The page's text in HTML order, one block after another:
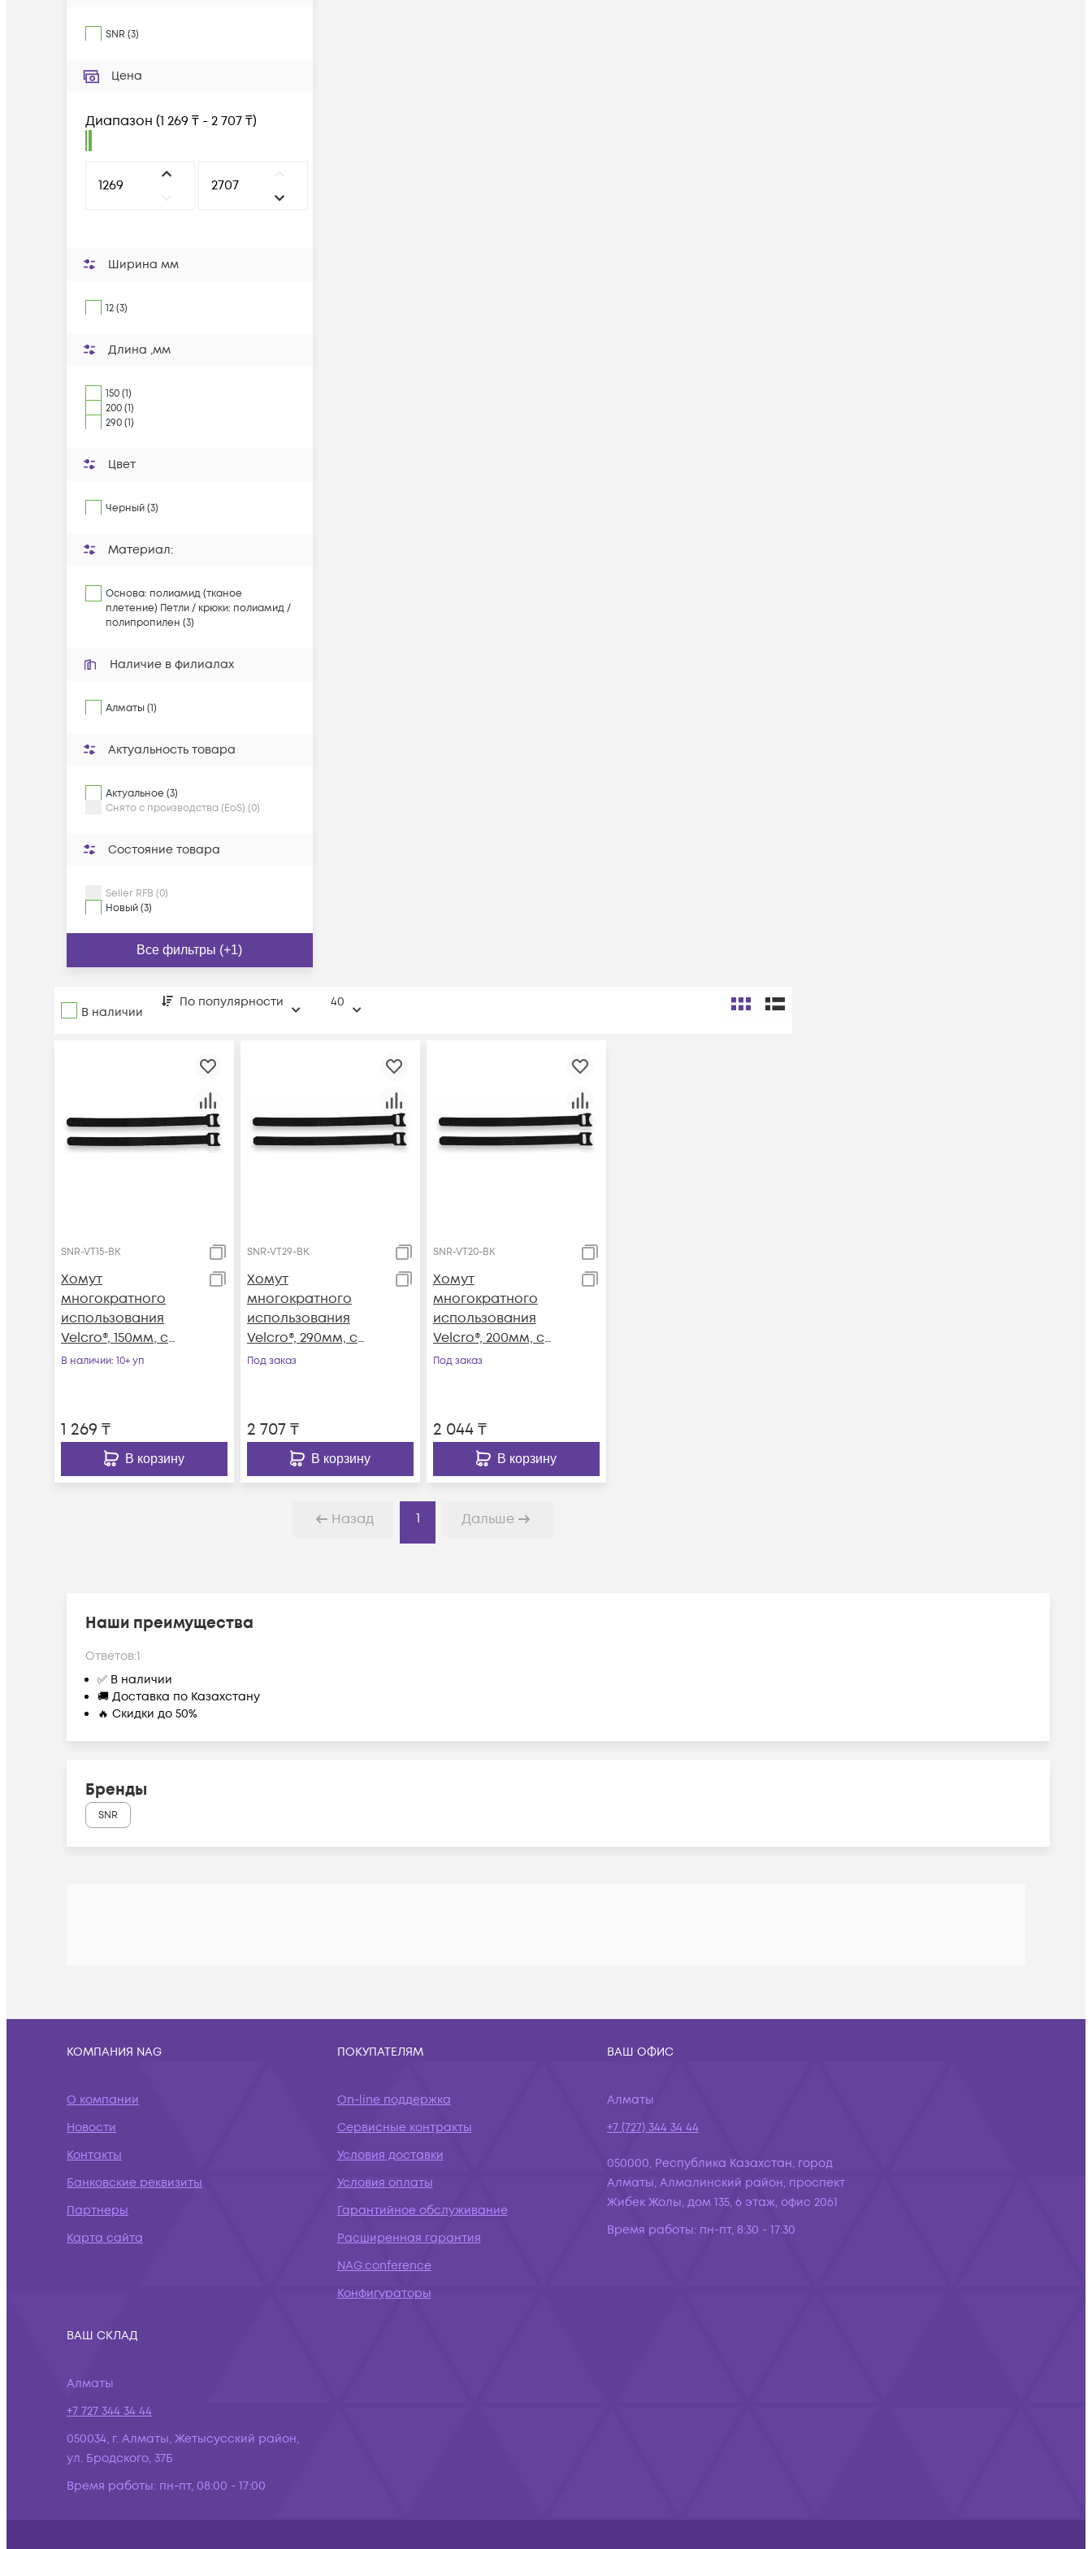
SNR (3)
Цена
Диапазон (1 269 ₸ - 2 707 ₸)
Ширина мм
12 (3)
Длина ,мм
150 (1)
200 (1)
290 (1)
Цвет
Черный (3)
Материал:
Основа: полиамид (тканое
плетение) Петли / крюки: полиамид /
полипропилен (3)
Наличие в филиалах
Алматы (1)
Актуальность товара
Актуальное (3)
Снято с производства (EoS) (0)
Состояние товара
Seller RFB (0)
Новый (3)
Все фильтры (+1)
В наличии
По популярности 40
SNR-VT15-BK
Хомут
многократного
использования
Velcro®, 150мм, с
мягкой застежкой,
В наличии: 10+ уп
1 269 ₸
В корзину
SNR-VT29-BK
Хомут
многократного
использования
Velcro®, 290мм, с
мягкой застежкой,
Под заказ
2 707₸
В корзину
SNR-VT20-BK
Хомут
многократного
использования
Velcro®, 200мм, с
мягкой застежкой,
Под заказ
2 044₸
В корзину
Назад 1 Дальше
Наши преимущества
Ответов:1
✅ В наличии
🚚 Доставка по Казахстану
🔥 Скидки до 50%
Бренды
SNR
КОМПАНИЯ NAG
О компании
Новости
Контакты
Банковские реквизиты
Партнеры
Карта сайта
ПОКУПАТЕЛЯМ
On-line поддержка
Сервисные контракты
Условия доставки
Условия оплаты
Гарантийное обслуживание
Расширенная гарантия
NAG.conference
Конфигураторы
ВАШ ОФИС
Алматы
+7 (727) 344 34 44
050000, Республика Казахстан, город
Алматы, Алмалинский район, проспект
Жибек Жолы, дом 135, 6 этаж, офис 2061
Время работы: пн-пт, 8:30 - 17:30
ВАШ СКЛАД
Алматы
+7 727 344 34 44
050034, г. Алматы, Жетысусский район,
ул. Бродского, 37Б
Время работы: пн-пт, 08:00 - 17:00